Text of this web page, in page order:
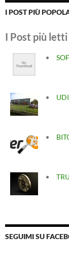
I POST PIÙ
I Post più letti
SEGUIMI SU